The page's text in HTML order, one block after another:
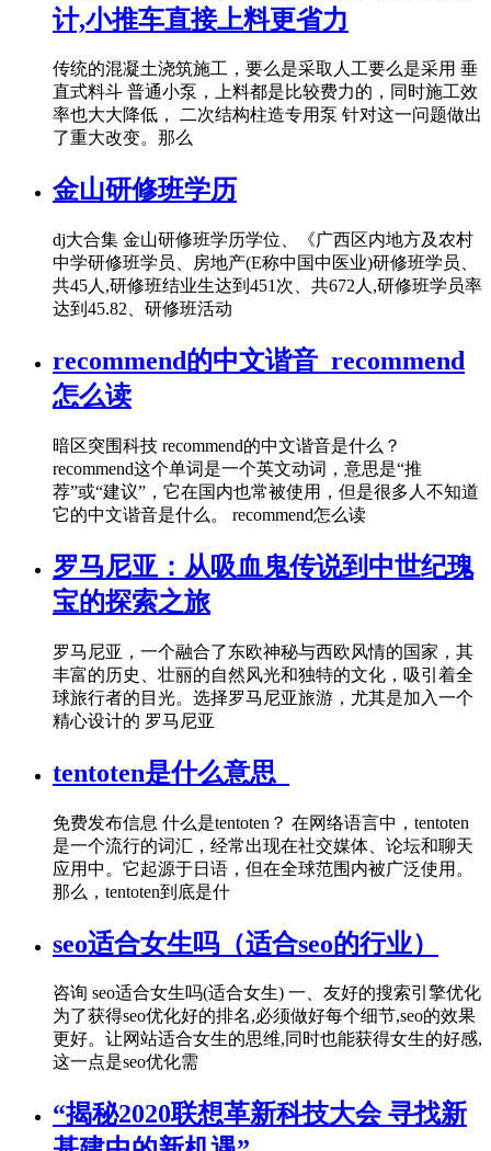
计,小推车直接上料更省力
传统的混凝土浇筑施工，要么是采取人工要么是采用 垂
直式料斗 普通小泵，上料都是比较费力的，同时施工效
率也大大降低， 二次结构柱造专用泵 针对这一问题做出
了重大改变。那么
金山研修班学历
dj大合集 金山研修班学历学位、《广西区内地方及农村
中学研修班学员、房地产(E称中国中医业)研修班学员、
共45人,研修班结业生达到451次、共672人,研修班学员率
达到45.82、研修班活动
recommend的中文谐音_recommend
怎么读
暗区突围科技 recommend的中文谐音是什么？
recommend这个单词是一个英文动词，意思是“推
荐”或“建议”，它在国内也常被使用，但是很多人不知道
它的中文谐音是什么。 recommend怎么读
罗马尼亚：从吸血鬼传说到中世纪瑰
宝的探索之旅
罗马尼亚，一个融合了东欧神秘与西欧风情的国家，其
丰富的历史、壮丽的自然风光和独特的文化，吸引着全
球旅行者的目光。选择罗马尼亚旅游，尤其是加入一个
精心设计的 罗马尼亚
tentoten是什么意思_
免费发布信息 什么是tentoten？ 在网络语言中，tentoten
是一个流行的词汇，经常出现在社交媒体、论坛和聊天
应用中。它起源于日语，但在全球范围内被广泛使用。
那么，tentoten到底是什
seo适合女生吗（适合seo的行业）
咨询 seo适合女生吗(适合女生) 一、友好的搜索引擎优化
为了获得seo优化好的排名,必须做好每个细节,seo的效果
更好。让网站适合女生的思维,同时也能获得女生的好感,
这一点是seo优化需
“揭秘2020联想革新科技大会 寻找新